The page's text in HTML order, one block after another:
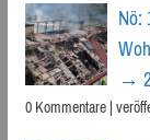
→
0 Kommentare|